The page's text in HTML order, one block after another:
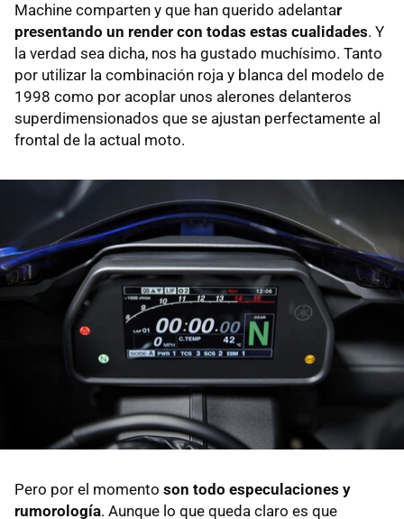
Machine comparten y que han querido adelantar
presentando un render con todas estas cualidades. Y
la verdad sea dicha, nos ha gustado muchísimo. Tanto
por utilizar la combinación roja y blanca del modelo de
1998 como por acoplar unos alerones delanteros
superdimensionados que se ajustan perfectamente al
frontal de la actual moto.
Pero por el momento son todo especulaciones y
rumorología. Aunque lo que queda claro es que